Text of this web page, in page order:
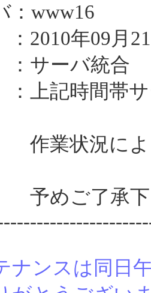
：www16
2010年09月
サーバ統合
記時間帯サ
によって
了承下
ナンスは同日